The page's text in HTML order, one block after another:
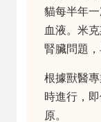
貓每半年
血液。米
腎臟問題，
根據獸醫
時進行，
原。